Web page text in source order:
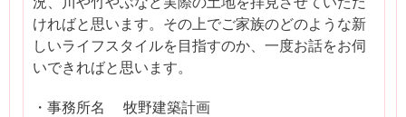
ければと思います。その上でご家族のどのような新
しいライフスタイルを目指すのか、一度お話をお伺
いできればと思います。
・事務所名 牧野建築計画